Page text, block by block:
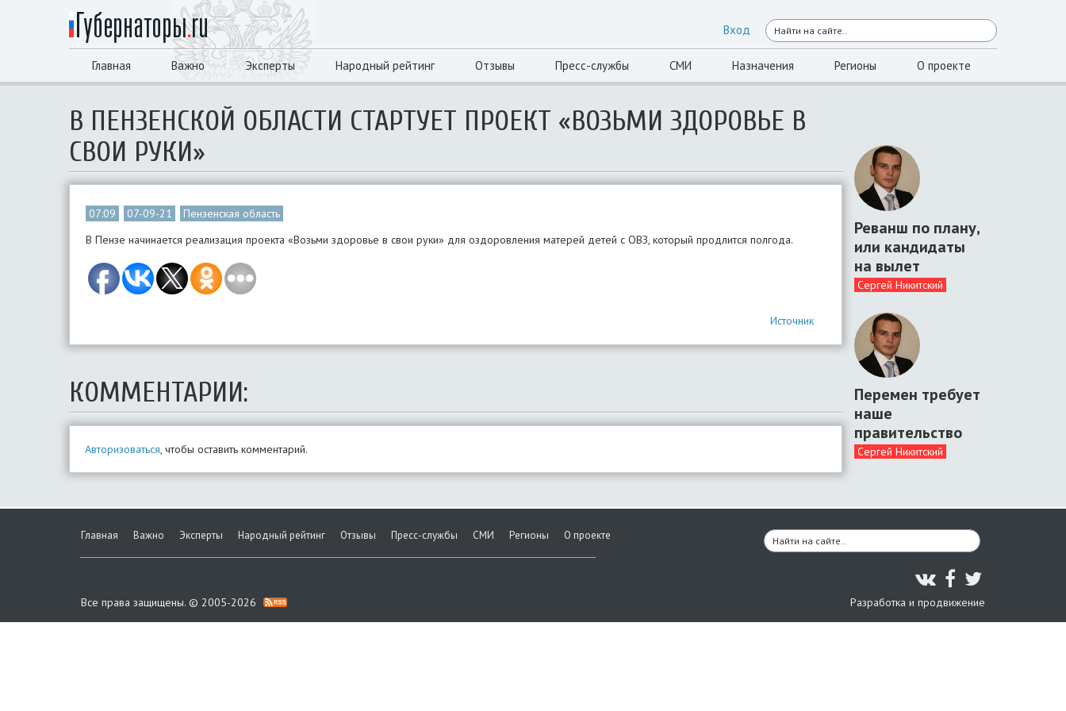
Вход
Главная Важно Эксперты Народный рейтинг Отзывы Пресс-службы СМИ Назначения Регионы О проекте
В ПЕНЗЕНСКОЙ ОБЛАСТИ СТАРТУЕТ ПРОЕКТ «ВОЗЬМИ ЗДОРОВЬЕ В
СВОИ РУКИ»
07:09 07-09-21
Пензенская область
В Пензе начинается реализация проекта «Возьми здоровье в свои руки» для оздоровления матерей детей с ОВЗ, который продлится полгода.
Источник
КОММЕНТАРИИ:
Авторизоваться, чтобы оставить комментарий.
Реванш по плану,
или кандидаты
на вылет
Сергей Никитский
Перемен требует
наше
правительство
Сергей Никитский
Главная Важно Эксперты Народный рейтинг Отзывы Пресс-службы СМИ Регионы О проекте
Все права защищены. © 2005-2026 Разработка и продвижение